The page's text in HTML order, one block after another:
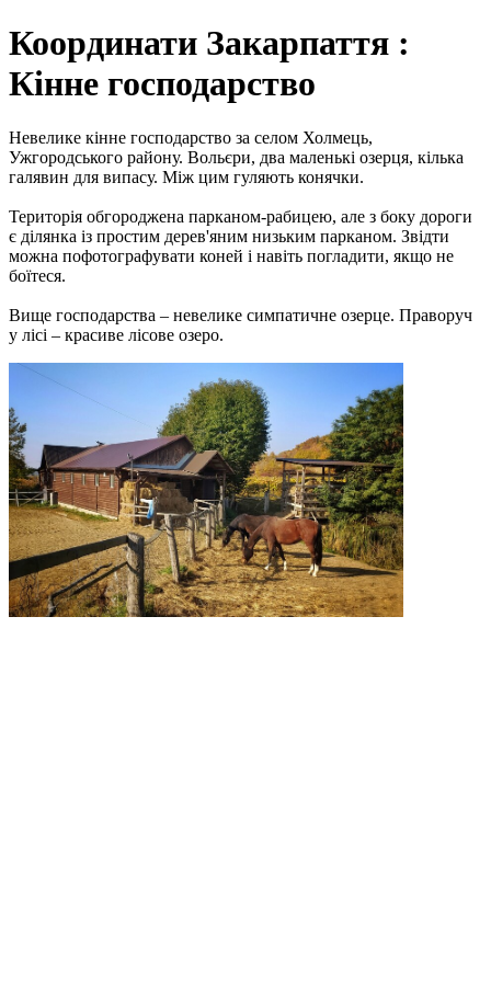
Координати Закарпаття :
Кінне господарство
Невелике кінне господарство за селом Холмець,
Ужгородського району. Вольєри, два маленькі озерця, кілька
галявин для випасу. Між цим гуляють конячки.
Територія обгороджена парканом-рабицею, але з боку дороги
є ділянка із простим дерев'яним низьким парканом. Звідти
можна пофотографувати коней і навіть погладити, якщо не
боїтеся.
Вище господарства – невелике симпатичне озерце. Праворуч
у лісі – красиве лісове озеро.